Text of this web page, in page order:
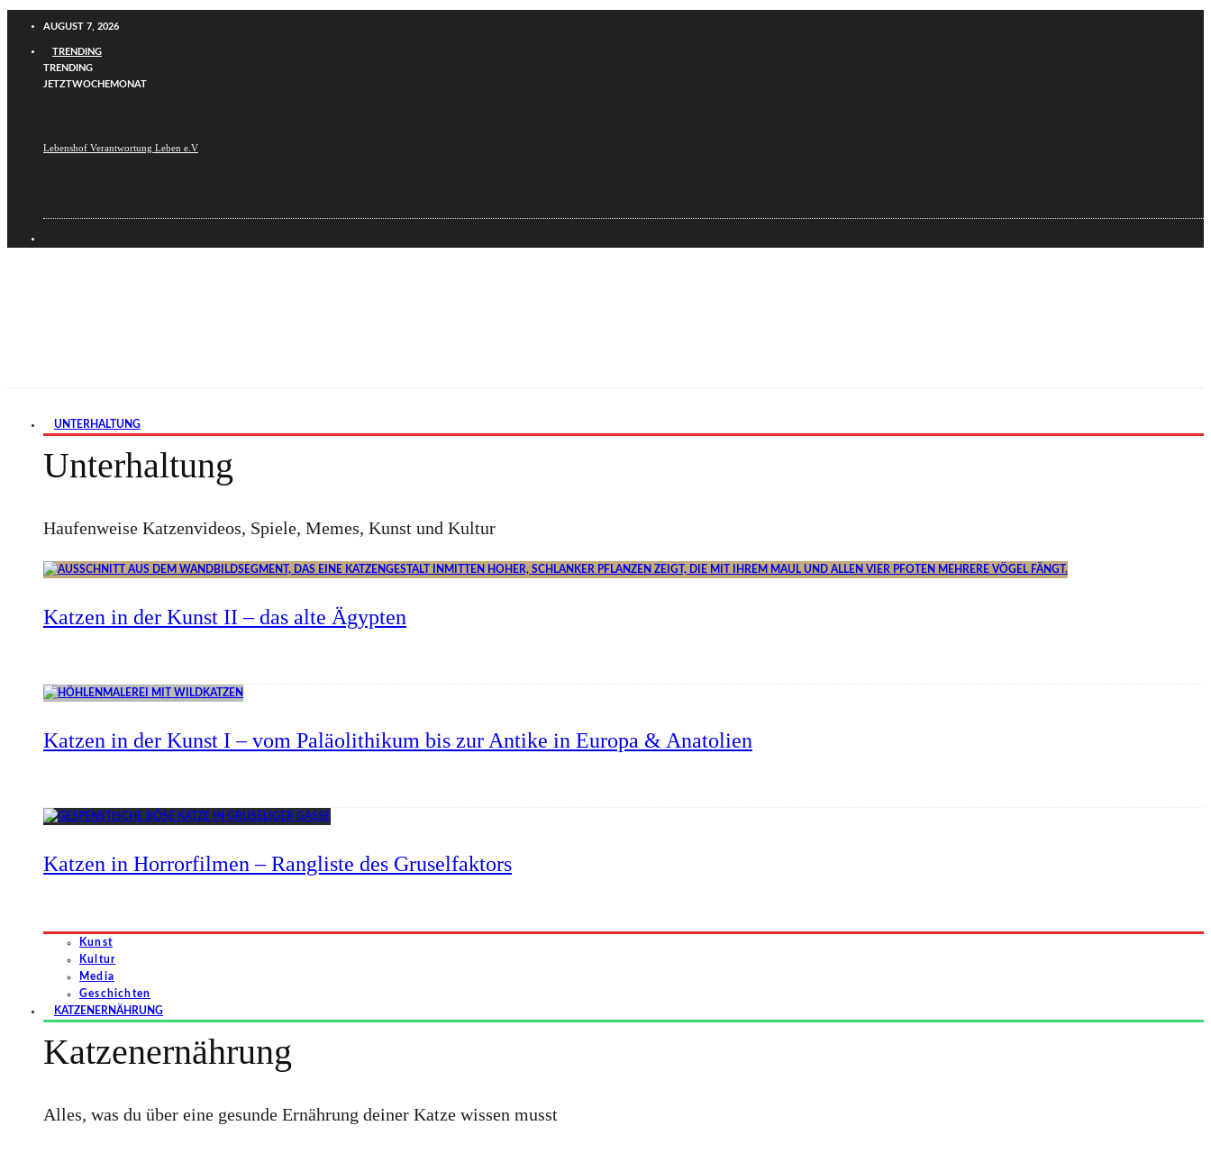
AUGUST 7, 2026
TRENDING
TRENDING
JETZTWOCHEMONAT
Lebenshof Verantwortung Leben e.V
UNTERHALTUNG
Unterhaltung
Haufenweise Katzenvideos, Spiele, Memes, Kunst und Kultur
Katzen in der Kunst II – das alte Ägypten
Katzen in der Kunst I – vom Paläolithikum bis zur Antike in Europa & Anatolien
Katzen in Horrorfilmen – Rangliste des Gruselfaktors
Kunst
Kultur
Media
Geschichten
KATZENERNÄHRUNG
Katzenernährung
Alles, was du über eine gesunde Ernährung deiner Katze wissen musst